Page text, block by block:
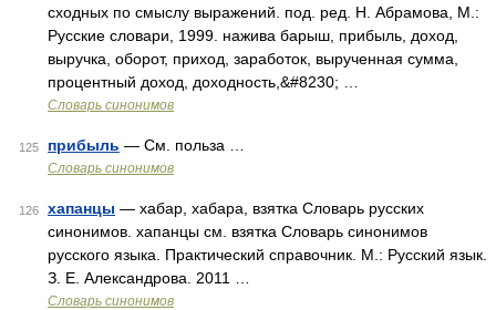
сходных по смыслу выражений. под. ред. Н. Абрамова, М.:
Русские словари, 1999. нажива барыш, прибыль, доход,
выручка, оборот, приход, заработок, вырученная сумма,
процентный доход, доходность,&#8230; …
Словарь синонимов
125 прибыль — См. польза …
Словарь синонимов
126 хапанцы — хабар, хабара, взятка Словарь русских
синонимов. хапанцы см. взятка Словарь синонимов
русского языка. Практический справочник. М.: Русский язык.
З. Е. Александрова. 2011 …
Словарь синонимов